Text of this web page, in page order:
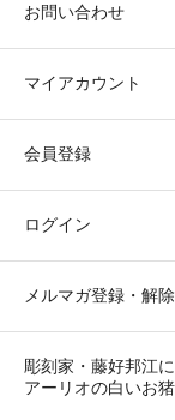
お問い合わせ
マイアカウント
会員登録
ログイン
メルマガ登録・解除
彫刻家・藤好邦江
アーリオの白いお